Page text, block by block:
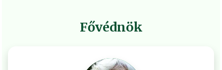
Fővédnök